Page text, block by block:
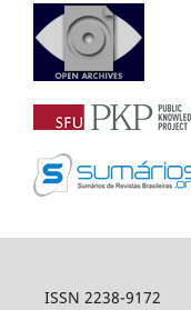
ISSN 2238-9172